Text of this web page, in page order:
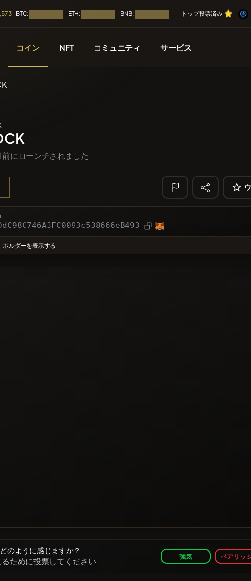
BTC: ETH: BNB: トップ投票済み ⭐
⭐
⭐
⭐
コイン
トレンド
カテゴリー
最も投票された
NFT コミュニティ サービス
ICO
Pag
🔎 最近の
にローンチされました
ホルダーを表示する
のように感じますか？
ために投票してください！ 強気 ベアリッ